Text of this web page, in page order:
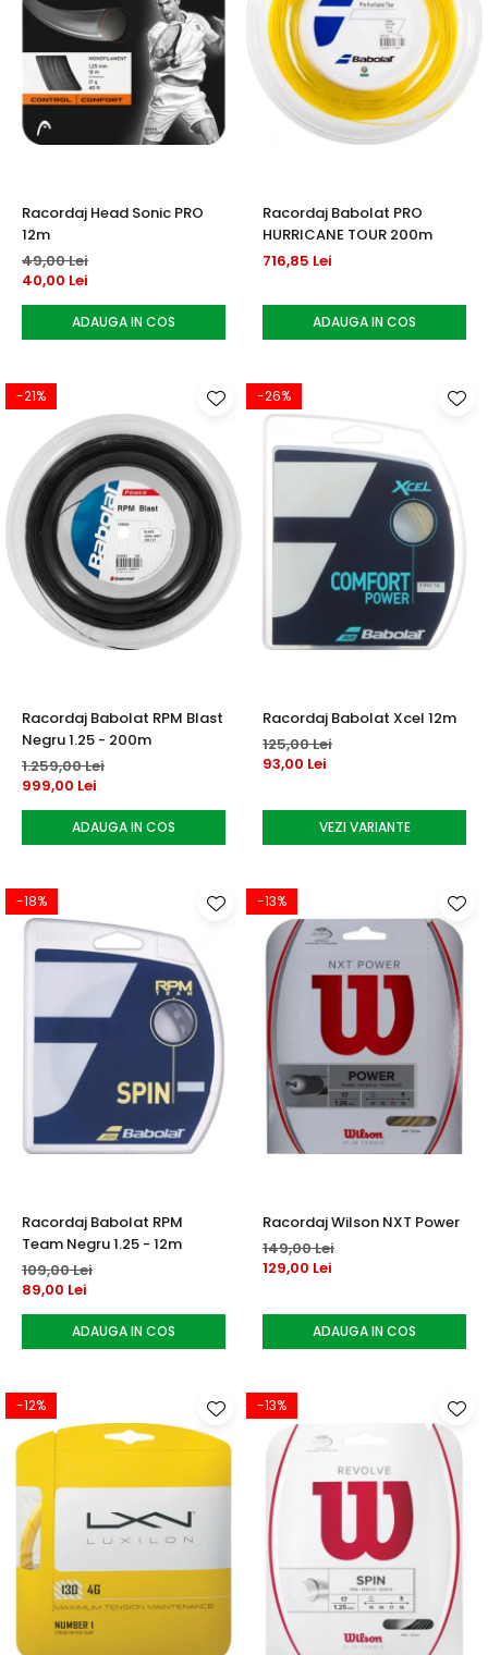
Racordaj Head Sonic PRO
12m
49,00 Lei
40,00 Lei
ADAUGA IN COS
Racordaj Babolat PRO
HURRICANE TOUR 200m
716,85 Lei
ADAUGA IN COS
-21%
Racordaj Babolat RPM Blast
Negru 1.25 - 200m
1.259,00 Lei
999,00 Lei
ADAUGA IN COS
-26%
Racordaj Babolat Xcel 12m
125,00 Lei
93,00 Lei
VEZI VARIANTE
-18%
Racordaj Babolat RPM
Team Negru 1.25 - 12m
109,00 Lei
89,00 Lei
ADAUGA IN COS
-13%
Racordaj Wilson NXT Power
149,00 Lei
129,00 Lei
ADAUGA IN COS
-12% -13%